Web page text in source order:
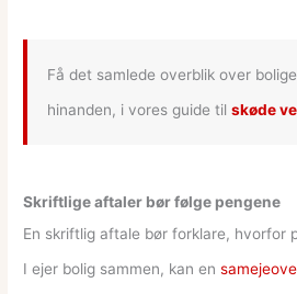
Få det samlede overblik over
hinanden, i vores guide tilskøde
Skriftlige aftaler bør følge pengene
En skriftlig aftale bør forklare, hvorfor
I ejer bolig sammen, kan en